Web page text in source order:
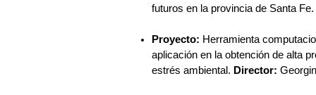
futuros en la provincia de Santa Fe.
Proyecto: Herramienta
aplicación en la obtención de alta
estrés ambiental. Director: